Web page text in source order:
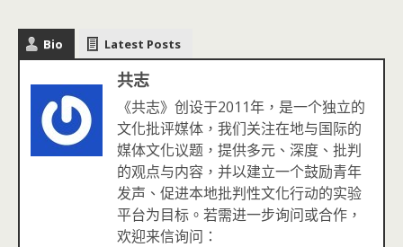
Bio Latest Posts
共志
《共志》创设于2011年，是一个独立的
文化批评媒体，我们关注在地与国际的
媒体文化议题，提供多元、深度、批判
的观点与内容，并以建立一个鼓励青年
发声、促进本地批判性文化行动的实验
平台为目标。若需进一步询问或合作，
欢迎来信询问：